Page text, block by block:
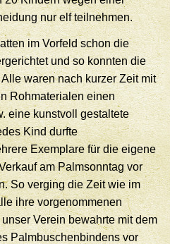
nur elf teilnehmen.
im Vorfeld schon die
und so konnten die
waren nach kurzer Zeit mit
Rohmaterialen einen
eine kunstvoll gestaltete
Kind durfte
Exemplare für die eigene
am Palmsonntag vor
So verging die Zeit wie im
ihre vorgenommenen
Verein bewahrte mit dem
Palmbuschenbindens vor